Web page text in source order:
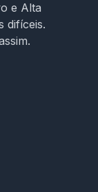
e Alta
difíceis.